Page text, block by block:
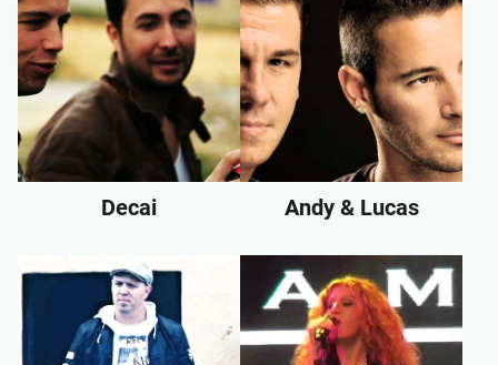
Decai Andy & Lucas